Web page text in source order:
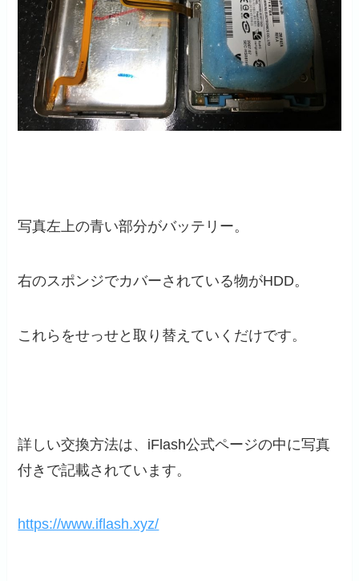
写真左上の青い部分がバッテリー。
右のスポンジでカバーされている物がHDD。
これらをせっせと取り替えていくだけです。
詳しい交換方法は、iFlash公式ページの中に写真
付きで記載されています。
https://www.iflash.xyz/